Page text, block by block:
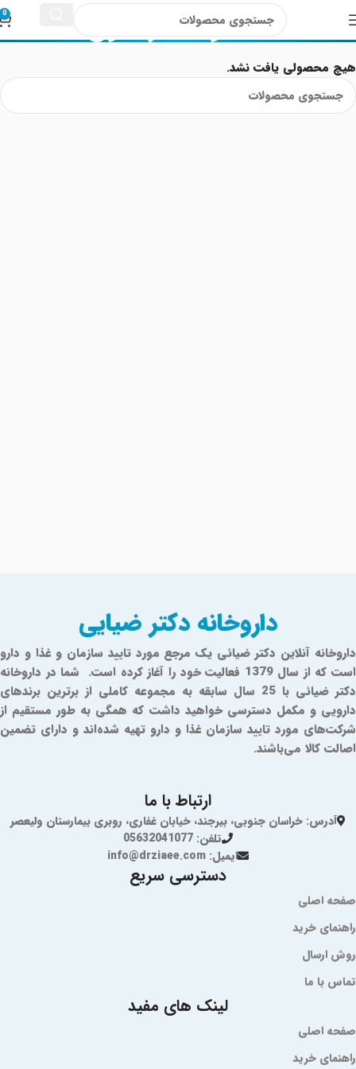
0 قند و فشار خون
هیچ محصولی یافت نشد.
داروخانه دکتر ضیایی
داروخانه آنلاین دکتر ضیائی یک مرجع مورد تایید سازمان و غذا و دارو
است که از سال 1379 فعالیت خود را آغاز کرده است. شما در داروخانه
دکتر ضیائی با 25 سال سابقه به مجموعه کاملی از برترین برندهای
دارویی و مکمل دسترسی خواهید داشت که همگی به طور مستقیم از
شرکت‌های مورد تایید سازمان غذا و دارو تهیه شده‌اند و دارای تضمین
اصالت کالا می‌باشند.
ارتباط با ما
آدرس: خراسان جنوبی، بیرجند، خیابان غفاری، روبری بیمارستان ولیعصر
تلفن: 05632041077
ایمیل: info@drziaee.com
دسترسی سریع
صفحه اصلی
راهنمای خرید
روش ارسال
تماس با ما
لینک های مفید
صفحه اصلی
راهنمای خرید